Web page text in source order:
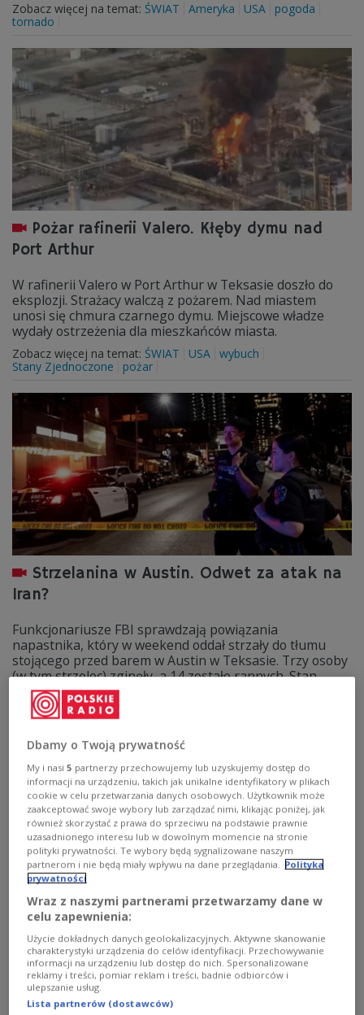
Zobacz więcej na temat: ŚWIAT Ameryka USA
pogoda
tornado
Pożar rafinerii Valero. Kłęby dymu nad
Port Arthur
W rafinerii Valero w Port Arthur w Teksasie doszło do
eksplozji. Strażacy walczą z pożarem. Nad miastem
unosi się chmura czarnego dymu. Miejscowe władze
wydały ostrzeżenia dla mieszkańców miasta.
Zobacz więcej na temat: ŚWIAT USA wybuch
Stany Zjednoczone
pożar
Strzelanina w Austin. Odwet za atak na
Iran?
Funkcjonariusze FBI sprawdzają powiązania
napastnika, który w weekend oddał strzały do tłumu
stojącego przed barem w Austin w Teksasie. Trzy osoby
(w tym strzelec) zginęły, a 14 zostało rannych. Stan
trzech osób jest krytyczny. Służby podejrzewają, że
motywem sprawcy była chęć odwetu za atak USA i
Izraela na Iran.
Zobacz więcej na temat:ŚWIAT
Promował ją Trump, przegrała. Polityczna
sensacja w Teksasie
Dbamy o Twoją prywatność
My i nasi5 partnerzy przechowujemy lub uzyskujemy dostęp do
informacji na urządzeniu, takich jak unikalne identyfikatory w plikach
cookie w celu przetwarzania danych osobowych. Użytkownik może
zaakceptować swoje wybory lub zarządzać nimi, klikając poniżej, jak
również skorzystać z prawa do sprzeciwu na podstawie prawnie
uzasadnionego interesu lub w dowolnym momencie na stronie
polityki prywatności. Te wybory będą sygnalizowane naszym
partnerom i nie będą miały wpływu na dane przeglądania.
Polityka
prywatności
Wraz z naszymi partnerami przetwarzamy dane w
celu zapewnienia:
Użycie dokładnych danych geolokalizacyjnych. Aktywne skanowanie
charakterystyki urządzenia do celów identyfikacji. Przechowywanie
informacji na urządzeniu lub dostęp do nich. Spersonalizowane
reklamy i treści, pomiar reklam i treści, badnie odbiorców i
ulepszanie usług.
Lista partnerów (dostawców)